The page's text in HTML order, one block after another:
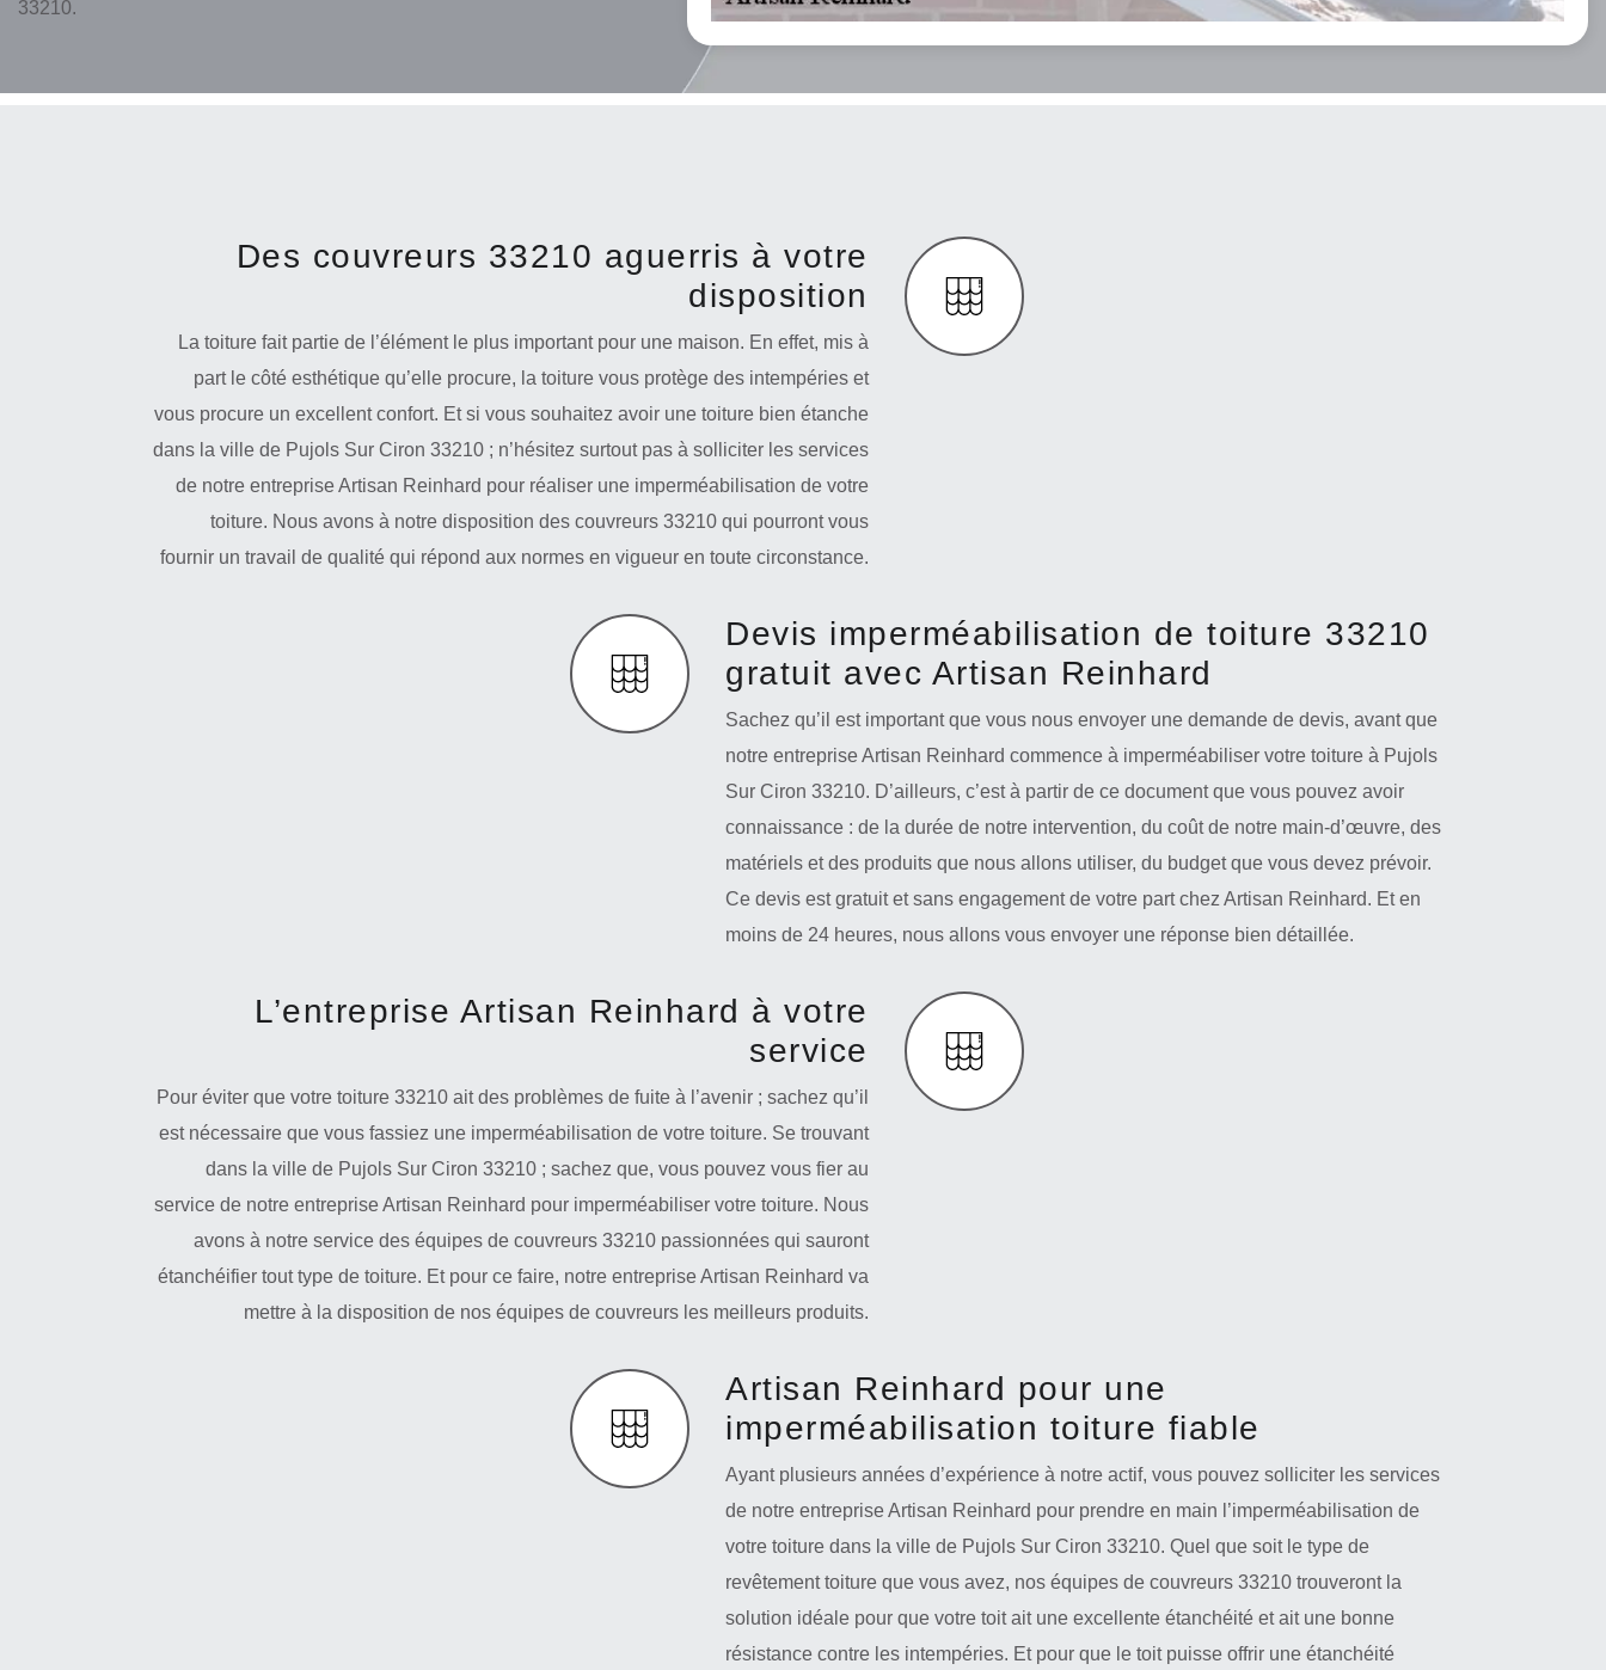
33210.
Des couvreurs 33210 aguerris à votre
disposition
La toiture fait partie de l’élément le plus important pour une maison. En effet, mis à
part le côté esthétique qu’elle procure, la toiture vous protège des intempéries et
vous procure un excellent confort. Et si vous souhaitez avoir une toiture bien étanche
dans la ville de Pujols Sur Ciron 33210 ; n’hésitez surtout pas à solliciter les services
de notre entreprise Artisan Reinhard pour réaliser une imperméabilisation de votre
toiture. Nous avons à notre disposition des couvreurs 33210 qui pourront vous
fournir un travail de qualité qui répond aux normes en vigueur en toute circonstance.
Devis imperméabilisation de toiture 33210
gratuit avec Artisan Reinhard
Sachez qu’il est important que vous nous envoyer une demande de devis, avant que
notre entreprise Artisan Reinhard commence à imperméabiliser votre toiture à Pujols
Sur Ciron 33210. D’ailleurs, c’est à partir de ce document que vous pouvez avoir
connaissance : de la durée de notre intervention, du coût de notre main-d’œuvre, des
matériels et des produits que nous allons utiliser, du budget que vous devez prévoir.
Ce devis est gratuit et sans engagement de votre part chez Artisan Reinhard. Et en
moins de 24 heures, nous allons vous envoyer une réponse bien détaillée.
L’entreprise Artisan Reinhard à votre
service
Pour éviter que votre toiture 33210 ait des problèmes de fuite à l’avenir ; sachez qu’il
est nécessaire que vous fassiez une imperméabilisation de votre toiture. Se trouvant
dans la ville de Pujols Sur Ciron 33210 ; sachez que, vous pouvez vous fier au
service de notre entreprise Artisan Reinhard pour imperméabiliser votre toiture. Nous
avons à notre service des équipes de couvreurs 33210 passionnées qui sauront
étanchéifier tout type de toiture. Et pour ce faire, notre entreprise Artisan Reinhard va
mettre à la disposition de nos équipes de couvreurs les meilleurs produits.
Artisan Reinhard pour une
imperméabilisation toiture fiable
Ayant plusieurs années d’expérience à notre actif, vous pouvez solliciter les services
de notre entreprise Artisan Reinhard pour prendre en main l’imperméabilisation de
votre toiture dans la ville de Pujols Sur Ciron 33210. Quel que soit le type de
revêtement toiture que vous avez, nos équipes de couvreurs 33210 trouveront la
solution idéale pour que votre toit ait une excellente étanchéité et ait une bonne
résistance contre les intempéries. Et pour que le toit puisse offrir une étanchéité